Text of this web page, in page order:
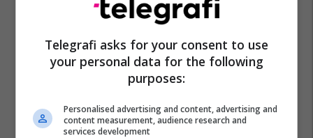
Telegrafi asks for your consent to use
your personal data for the following
purposes:
Personalised advertising and content, advertising and
content measurement, audience research and
services development